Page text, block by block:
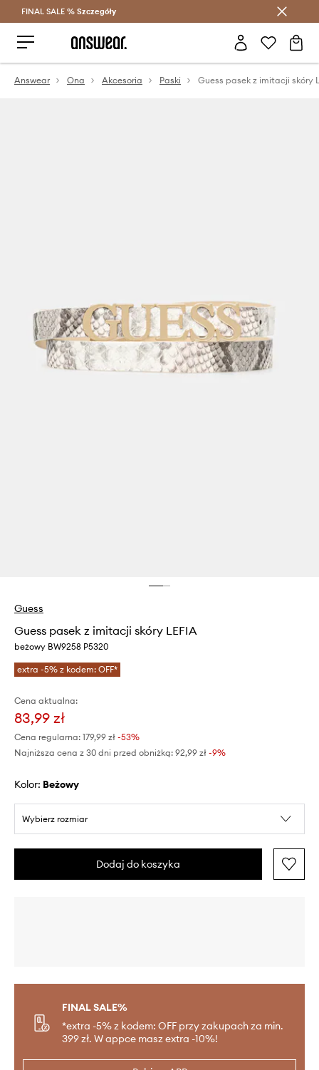
Oszczędzaj z Answear Club >
FINAL SALE % Szczegóły
Answear Ona Akcesoria Paski Guess pasek z imitacji skóry
Guess
Guess pasek z imitacji skóry LEFIA
beżowy BW9258 P5320
extra -5% z kodem: OFF*
Cena aktualna:
83,99 zł
Cena regularna: 179,99 zł -53%
Najniższa cena z 30 dni przed obniżką: 92,99 zł -9%
Kolor: beżowy
Wybierz rozmiar
Dodaj do koszyka
FINAL SALE%
*extra -5% z kodem: OFF przy zakupach za min.
399 zł. W appce masz extra -10%!